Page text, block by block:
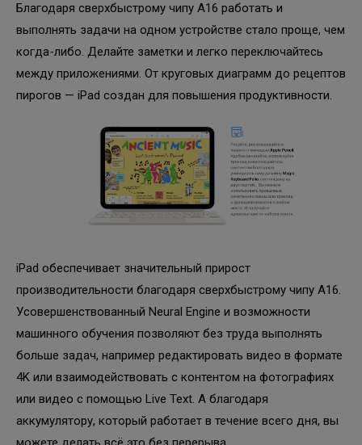
Благодаря сверхбыстрому чипу A16 работать и
выполнять задачи на одном устройстве стало проще, чем
когда-либо. Делайте заметки и легко переключайтесь
между приложениями. От круговых диаграмм до рецептов
пирогов — iPad создан для повышения продуктивности.
iPad обеспечивает значительный прирост
производительности благодаря сверхбыстрому чипу A16.
Усовершенствованный Neural Engine и возможности
машинного обучения позволяют без труда выполнять
больше задач, например редактировать видео в формате
4K или взаимодействовать с контентом на фотографиях
или видео с помощью Live Text. А благодаря
аккумулятору, который работает в течение всего дня, вы